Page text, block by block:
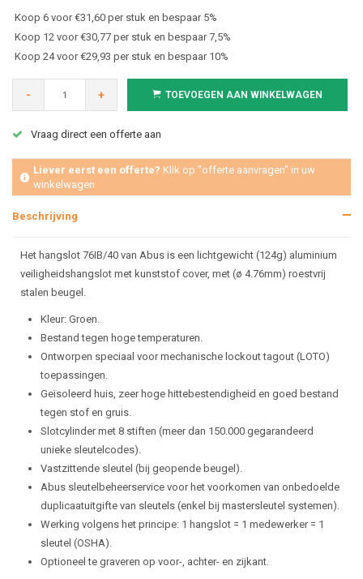
Koop 6 voor €31,60 per stuk en bespaar 5%
Koop 12 voor €30,77 per stuk en bespaar 7,5%
Koop 24 voor €29,93 per stuk en bespaar 10%
- + TOEVOEGEN AAN WINKELWAGEN
Vraag direct een offerte aan
Liever eerst een offerte? Klik op "offerte aanvragen" in uw
winkelwagen
Beschrijving
Het hangslot 76IB/40 van Abus is een lichtgewicht (124g) aluminium
veiligheidshangslot met kunststof cover, met (ø 4.76mm) roestvrij
stalen beugel.
Kleur: Groen.
Bestand tegen hoge temperaturen.
Ontworpen speciaal voor mechanische lockout tagout (LOTO)
toepassingen.
Geïsoleerd huis, zeer hoge hittebestendigheid en goed bestand
tegen stof en gruis.
Slotcylinder met 8 stiften (meer dan 150.000 gegarandeerd
unieke sleutelcodes).
Vastzittende sleutel (bij geopende beugel).
Abus sleutelbeheerservice voor het voorkomen van onbedoelde
duplicaatuitgifte van sleutels (enkel bij mastersleutel systemen).
Werking volgens het principe: 1 hangslot = 1 medewerker = 1
sleutel (OSHA).
Optioneel te graveren op voor-, achter- en zijkant.